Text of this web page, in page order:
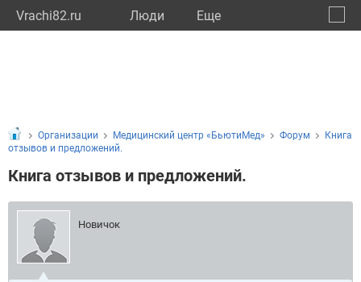
Vrachi82.ru Люди Eще
Организации Медицинский центр «БьютиМед» Форум
Книга
отзывов и предложений.
Книга отзывов и предложений.
Новичок